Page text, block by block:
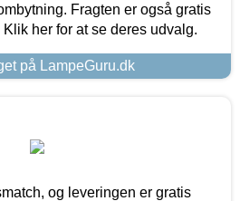
Fragten er også gratis
her for at se deres udvalg.
på LampeGuru.dk
og leveringen er gratis